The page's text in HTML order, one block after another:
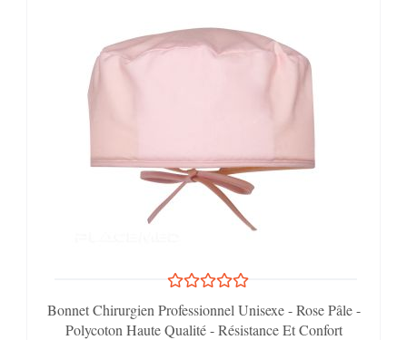
Bonnet Chirurgien Professionnel Unisexe - Rose Pâle -
Polycoton Haute Qualité - Résistance Et Confort